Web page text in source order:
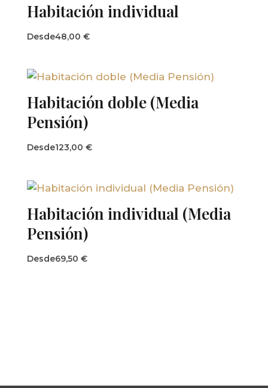
Habitación individual
Desde48,00 €
Habitación doble (Media
Pensión)
Desde123,00 €
Habitación individual (Media
Pensión)
Desde69,50 €